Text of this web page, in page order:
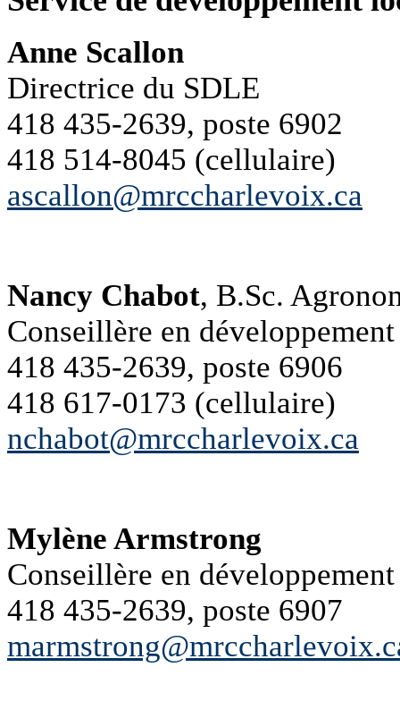
Anne Scallon
Directrice du SDLE
418 435-2639, poste 6902
418 514-8045 (cellulaire)
ascallon@mrccharlevoix.ca
Nancy Chabot, B.Sc.
Conseillère en
418 435-2639, poste 6906
418 617-0173 (cellulaire)
nchabot@mrccharlevoix.ca
Mylène Armstrong
Conseillère en
418 435-2639, poste 6907